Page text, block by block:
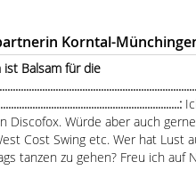
Korntal-
ist Balsam für die
Discofox. Würde aber auch
Cost Swing etc. Wer hat Lust
tanzen zu gehen? Freu ich auf